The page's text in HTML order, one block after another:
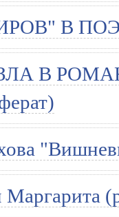
В
В
Маргарита